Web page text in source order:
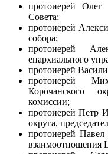
протоиерей Олег
Совета;
протоиерей
собора;
протоиерей
епархиального
протоиерей
протоиерей
Корочанского
комиссии;
протоиерей Петр
округа,
протоиерей Павел
взаимоотношения